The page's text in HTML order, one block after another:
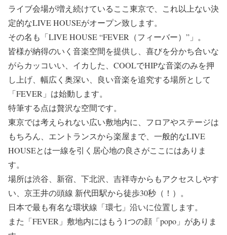
ライブ会場が増え続けているここ東京で、これ以上ない決
定的なLIVE HOUSEがオープン致します。
その名も「LIVE HOUSE “FEVER（フィーバー）”」。
皆様が納得のいく音楽空間を提供し、喜びを分かち合いな
がらカッコいい、イカした、COOLでHIPな音楽のみを押
し上げ、幅広く奥深い、良い音楽を追究する場所として
「FEVER」は始動します。
特筆する点は贅沢な空間です。
東京では考えられない広い敷地内に、フロアやステージは
もちろん、エントランスから楽屋まで、一般的なLIVE
HOUSEとは一線を引く居心地の良さがここにはありま
す。
場所は渋谷、新宿、下北沢、吉祥寺からもアクセスしやす
い、京王井の頭線 新代田駅から徒歩30秒（！）。
日本で最も有名な環状線「環七」沿いに位置します。
また「FEVER」敷地内にはもう1つの顔「popo」がありま